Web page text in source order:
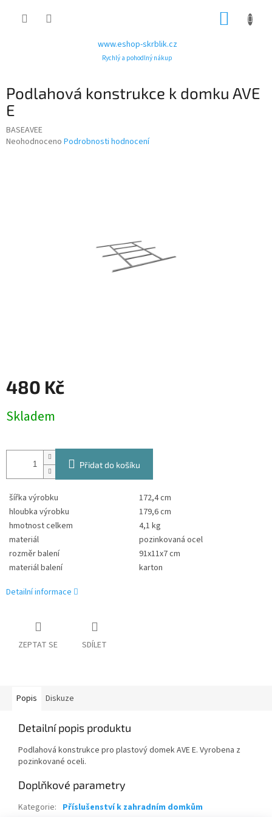
www.eshop-skrblik.cz
Rychlý a pohodlný nákup
Podlahová konstrukce k domku AVE
E
BASEAVEE
Průměrné
Neohodnoceno Podrobnosti hodnocení
480 Kč
cena:
Skladem
Přidat do košíku
šířka výrobku
172,4 cm
hloubka výrobku
179,6 cm
hmotnost celkem
4,1 kg
materiál
pozinkovaná ocel
rozměr balení
91x11x7 cm
materiál balení
karton
Detailní informace
ZEPTAT SE SDÍLET
Popis Diskuze
Detailní popis produktu
Podlahová konstrukce pro plastový domek AVE E. Vyrobena z
pozinkované oceli.
Doplňkové parametry
Kategorie: Příslušenství k zahradním domkům